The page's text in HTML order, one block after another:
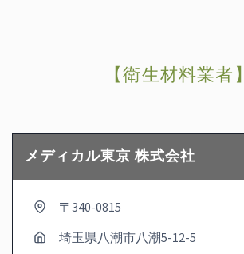
【衛生材料業者】
メディカル東京 株式会社
〒340-0815
埼玉県八潮市八潮5-12-5